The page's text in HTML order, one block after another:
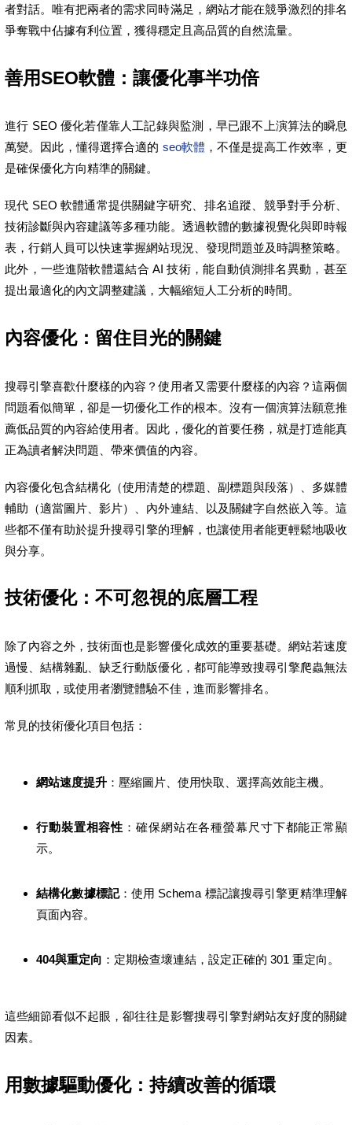
者對話。唯有把兩者的需求同時滿足，網站才能在競爭激烈的排名
爭奪戰中佔據有利位置，獲得穩定且高品質的自然流量。
善用SEO軟體：讓優化事半功倍
進行 SEO 優化若僅靠人工記錄與監測，早已跟不上演算法的瞬息
萬變。因此，懂得選擇合適的 seo軟體 ，不僅是提高工作效率，更
是確保優化方向精準的關鍵。
現代 SEO 軟體通常提供關鍵字研究、排名追蹤、競爭對手分析、
技術診斷與內容建議等多種功能。透過軟體的數據視覺化與即時報
表，行銷人員可以快速掌握網站現況、發現問題並及時調整策略。
此外，一些進階軟體還結合 AI 技術，能自動偵測排名異動，甚至
提出最適化的內文調整建議，大幅縮短人工分析的時間。
內容優化：留住目光的關鍵
搜尋引擎喜歡什麼樣的內容？使用者又需要什麼樣的內容？這兩個
問題看似簡單，卻是一切優化工作的根本。沒有一個演算法願意推
薦低品質的內容給使用者。因此，優化的首要任務，就是打造能真
正為讀者解決問題、帶來價值的內容。
內容優化包含結構化（使用清楚的標題、副標題與段落）、多媒體
輔助（適當圖片、影片）、內外連結、以及關鍵字自然嵌入等。這
些都不僅有助於提升搜尋引擎的理解，也讓使用者能更輕鬆地吸收
與分享。
技術優化：不可忽視的底層工程
除了內容之外，技術面也是影響優化成效的重要基礎。網站若速度
過慢、結構雜亂、缺乏行動版優化，都可能導致搜尋引擎爬蟲無法
順利抓取，或使用者瀏覽體驗不佳，進而影響排名。
常見的技術優化項目包括：
網站速度提升 ：壓縮圖片、使用快取、選擇高效能主機。
行動裝置相容性 ：確保網站在各種螢幕尺寸下都能正常顯
示。
結構化數據標記：使用 Schema 標記讓搜尋引擎更精準理解
頁面內容。
404與重定向 ：定期檢查壞連結，設定正確的 301 重定向。
這些細節看似不起眼，卻往往是影響搜尋引擎對網站友好度的關鍵
因素。
用數據驅動優化：持續改善的循環